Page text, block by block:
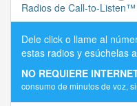
Radios de Call-to-Listen™
Dele click o llame al
estas radios y esúchelas
NO REQUIERE
consumo de minutos de voz,